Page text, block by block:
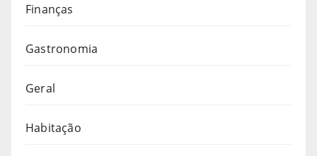
Finanças
Gastronomia
Geral
Habitação